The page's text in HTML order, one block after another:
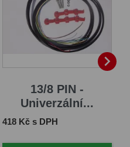
13/8 PIN -
Univerzální...
Cena
418 Kč s DPH
